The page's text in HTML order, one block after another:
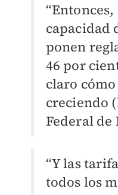
capacidad
ponen
46 por
claro
creciendo
Federal
“Y las
todos los